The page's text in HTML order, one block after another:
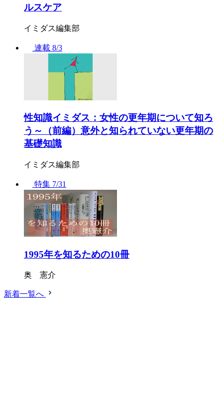
ルスケア
イミダス編集部
連載 8/3
性知識イミダス：女性の更年期について知ろ
う～（前編）意外と知られていない更年期の
基礎知識
イミダス編集部
特集 7/31
1995年を知るための10冊
奥 憲介
新着一覧へ